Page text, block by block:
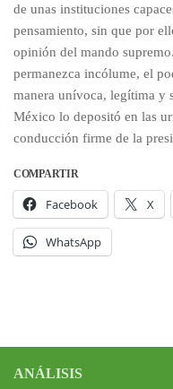
de unas instituciones
pensamiento, sin que por
opinión del mando
permanezca incólume, el
manera unívoca, legítima y
México lo depositó en las
conducción firme de la
COMPARTIR
Facebook X
WhatsApp
ANÁLISIS